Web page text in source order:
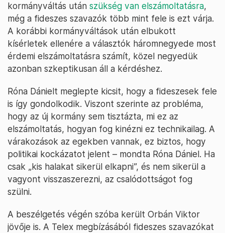
kormányváltás után szükség van elszámoltatásra,
még a fideszes szavazók több mint fele is ezt várja.
A korábbi kormányváltások után elbukott
kísérletek ellenére a választók háromnegyede most
érdemi elszámoltatásra számít, közel negyedük
azonban szkeptikusan áll a kérdéshez.
Róna Dánielt meglepte kicsit, hogy a fideszesek fele
is így gondolkodik. Viszont szerinte az probléma,
hogy az új kormány sem tisztázta, mi ez az
elszámoltatás, hogyan fog kinézni ez technikailag. A
várakozások az egekben vannak, ez biztos, hogy
politikai kockázatot jelent – mondta Róna Dániel. Ha
csak „kis halakat sikerül elkapni”, és nem sikerül a
vagyont visszaszerezni, az csalódottságot fog
szülni.
A beszélgetés végén szóba került Orbán Viktor
jövője is. A Telex megbízásából fideszes szavazókat